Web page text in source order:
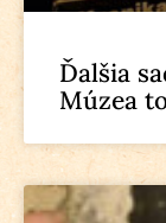
Ďalšia
Múzea